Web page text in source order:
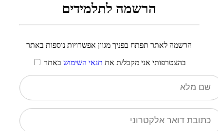
הרשמה לתלמידים
הרשמה לאתר תפתח בפניך מגוון אפשרויות נוספות באתר
בהצטרפותי אני מקבל/ת את תנאי השימוש באתר